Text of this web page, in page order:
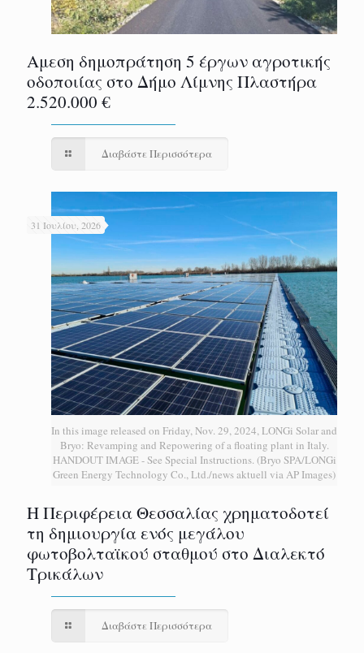
Αμεση δημοπράτηση 5 έργων αγροτικής
οδοποιίας στο Δήμο Λίμνης Πλαστήρα
2.520.000 €
Διαβάστε Περισσότερα
In this image released on Friday, Nov. 29, 2024, LONGi Solar and
Bryo: Revamping and Repowering of a floating plant in Italy.
HANDOUT IMAGE - See Special Instructions. (Bryo SPA/LONGi
Green Energy Technology Co., Ltd./news aktuell via AP Images)
31 Ιουλίου, 2026
H Περιφέρεια Θεσσαλίας χρηματοδοτεί
τη δημιουργία ενός μεγάλου
φωτοβολταϊκού σταθμού στο Διαλεκτό
Τρικάλων
Διαβάστε Περισσότερα